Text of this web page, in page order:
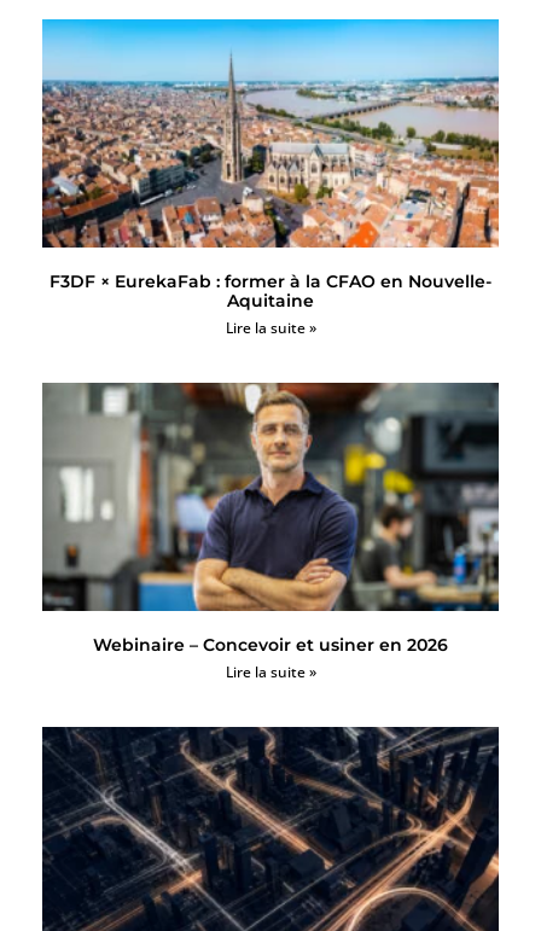
F3DF × EurekaFab : former à la CFAO en Nouvelle-
Aquitaine
Lire la suite »
Webinaire – Concevoir et usiner en 2026
Lire la suite »